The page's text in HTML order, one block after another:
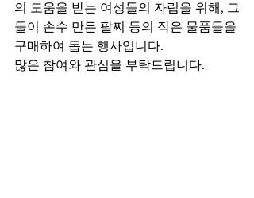
의 도움을 받는 여성들의 자립을 위해, 그
들이 손수 만든 팔찌 등의 작은 물품들을
구매하여 돕는 행사입니다.
많은 참여와 관심을 부탁드립니다.